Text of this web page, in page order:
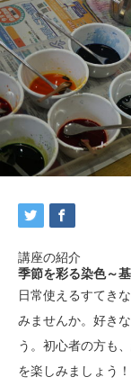
講座の紹介
季節を彩る染色～
日常使えるすてき
みませんか。好き
う。 初心者の方も
を楽しみましょう！